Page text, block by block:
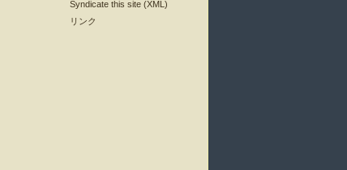
Syndicate this site (XML)
リンク